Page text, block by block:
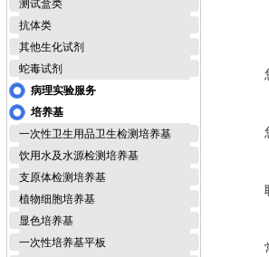
测试盒类
抗体类
其他生化试剂
蛇毒试剂
病理实验服务
培养基
一次性卫生用品卫生检测培养基
饮用水及水源检测培养基
支原体检测培养基
植物细胞培养基
显色培养基
一次性培养基平板